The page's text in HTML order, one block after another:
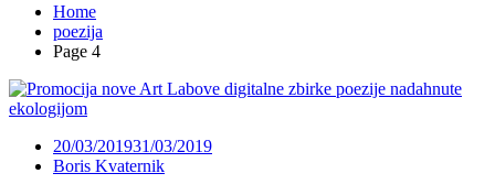
Home
poezija
Page 4
20/03/201931/03/2019
Boris Kvaternik